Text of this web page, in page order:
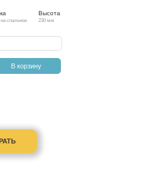
спальное
Высота
230 мм
В корзину